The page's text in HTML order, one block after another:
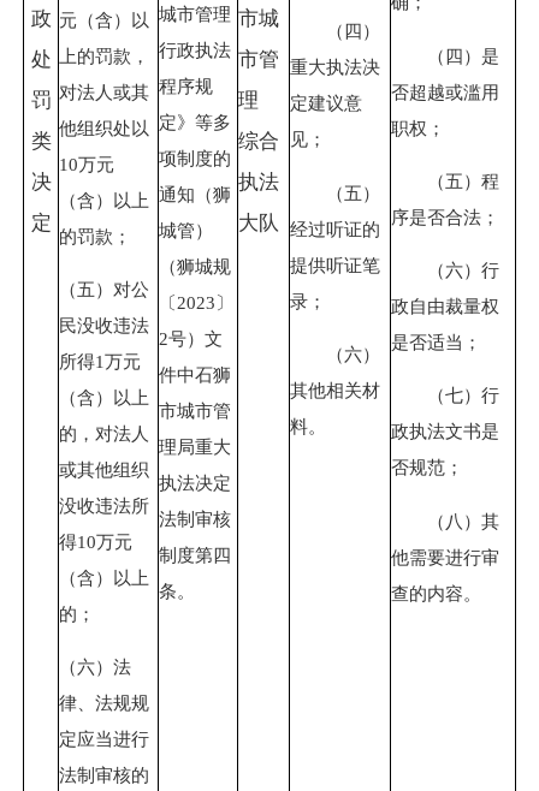
政
处
罚
类
决
定
元（含）以
上的罚款，
对法人或其
他组织处以
10万元
（含）以上
的罚款；
（五）对公
民没收违法
所得1万元
（含）以上
的，对法人
或其他组织
没收违法所
得10万元
（含）以上
的；
（六）法
律、法规规
定应当进行
法制审核的
城市管理
行政执法
程序规
定》等多
项制度的
通知（狮
城管）
（狮城规
〔2023〕
2号）文
件中石狮
市城市管
理局重大
执法决定
法制审核
制度第四
条。
市城
市管
理
综合
执法
大队
（四）
重大执法决
定建议意
见；
（五）
经过听证的
提供听证笔
录；
（六）
其他相关材
料。
（四）是
否超越或滥用
职权；
（五）程
序是否合法；
（六）行
政自由裁量权
是否适当；
（七）行
政执法文书是
否规范；
（八）其
他需要进行审
查的内容。